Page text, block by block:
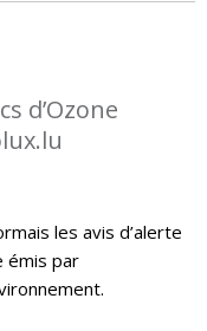
d’Ozone
les avis d’alerte
émis par